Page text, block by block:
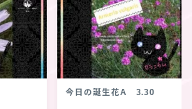
今日の誕生花A 3.30